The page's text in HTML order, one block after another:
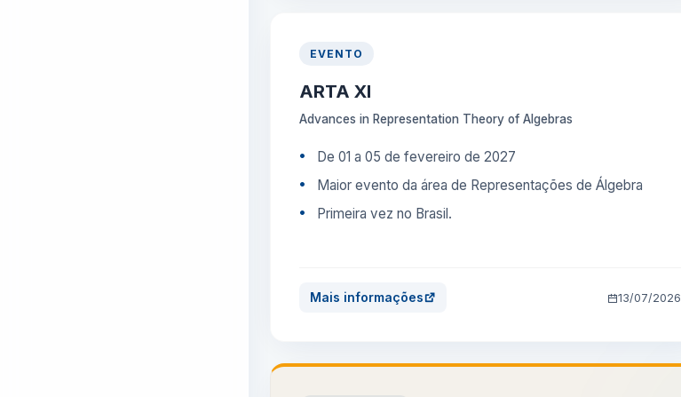
EVENTO
ARTA XI
Advances in Representation Theory of Algebras
De 01 a 05 de fevereiro de 2027
Maior evento da área de Representações de Álgebra
Primeira vez no Brasil.
Mais informações 13/07/2026